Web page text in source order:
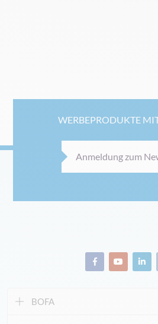
WERBEPRODUKTE
Anmeldung zum
BOFA